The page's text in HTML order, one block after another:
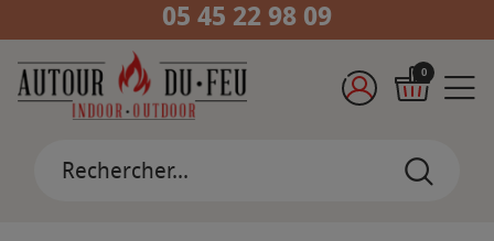
05 45 22 98 09
0